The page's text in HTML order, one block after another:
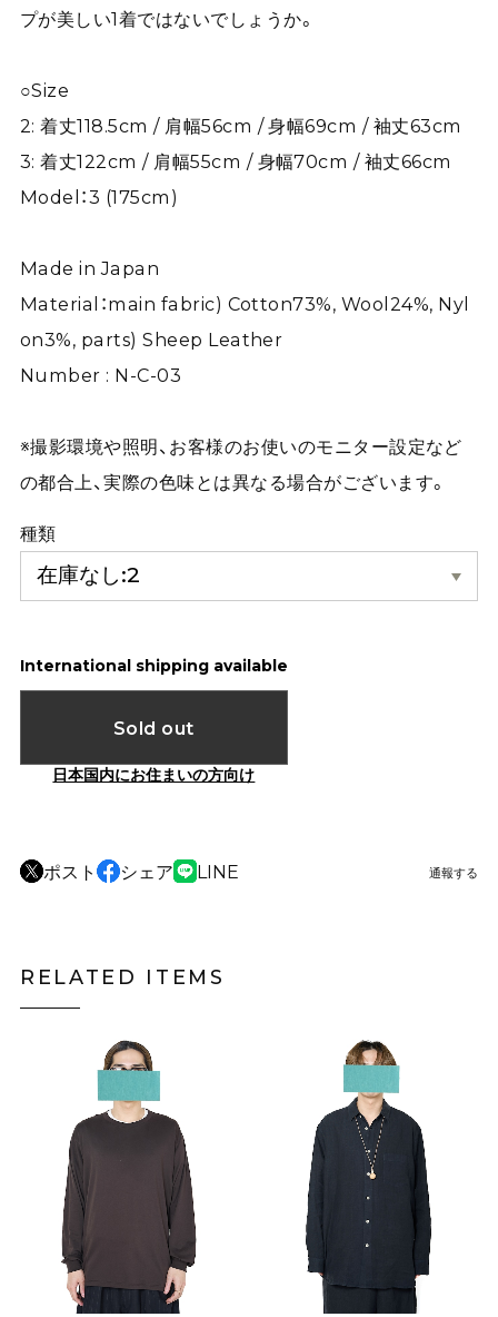
プが美しい1着ではないでしょうか。
○Size
2: 着丈118.5cm / 肩幅56cm / 身幅69cm / 袖丈63cm
3: 着丈122cm / 肩幅55cm / 身幅70cm / 袖丈66cm
Model：3 (175cm)
Made in Japan
Material：main fabric) Cotton73%, Wool24%, Nyl
on3%, parts) Sheep Leather
Number : N-C-03
※撮影環境や照明、お客様のお使いのモニター設定など
の都合上、実際の色味とは異なる場合がございます。
種類
International shipping available
Sold out
日本国内にお住まいの方向け
ポスト シェア LINE 通報する
RELATED ITEMS